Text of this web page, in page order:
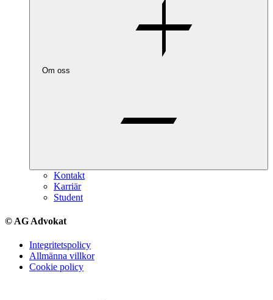
Om oss
Kontakt
Karriär
Student
© AG Advokat
Integritetspolicy
Allmänna villkor
Cookie policy